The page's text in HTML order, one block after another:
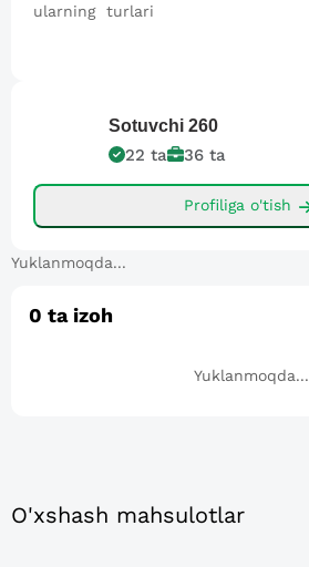
ularning turlari
Sotuvchi 260
22 ta 36 ta
Profiliga o'tish
Yuklanmoqda...
0 ta izoh
Yuklanmoqda...
O'xshash mahsulotlar